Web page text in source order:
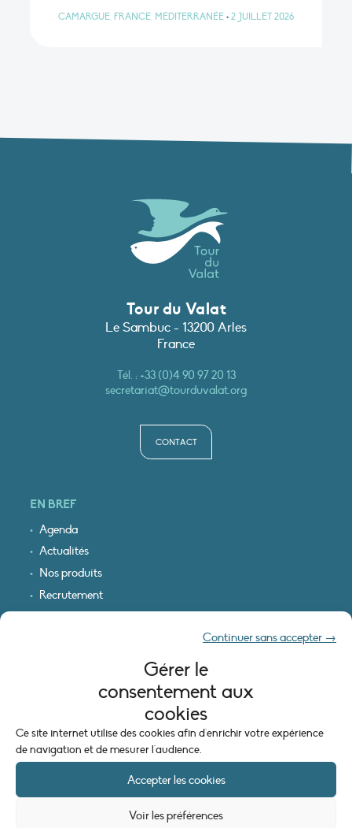
Gérer le
consentement aux
cookies
Ce site internet utilise des cookies afin d'enrichir votre expérience
de navigation et de mesurer l'audience.
Accepter les cookies
Continuer sans accepter →
Voir les préférences
CAMARGUE, FRANCE, MÉDITERRANÉE • 2 JUILLET 2026
Tour du Valat
Le Sambuc - 13200 Arles
France
Tél. :+33 (0)4 90 97 20 13
secretariat@tourduvalat.org
CONTACT
EN BREF
Agenda
Actualités
Nos produits
Recrutement
Recevoir nos infos
INFORMATIONS LÉGALES
Mentions légales
Politique de cookies (UE)